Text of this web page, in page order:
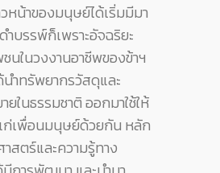
หน้าของมนุษย์ได้เริ่มมีมา
บรรพ์ก็เพราะอัจฉริยะ
นในวงงานอาชีพของข้าฯ
นำทรัพยากรวัสดุและ
ในธรรมชาติ ออกมาใช้ให้
ก่เพื่อนมนุษย์ด้วยกัน หลัก
สตร์และความรู้ทาง